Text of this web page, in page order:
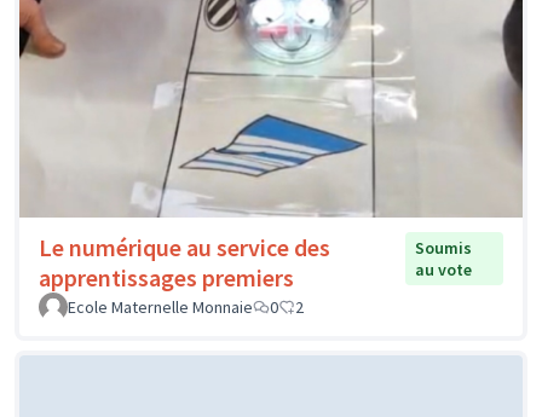
Le numérique au service des
apprentissages premiers
Soumis
au vote
Ecole Maternelle Monnaie
0 2